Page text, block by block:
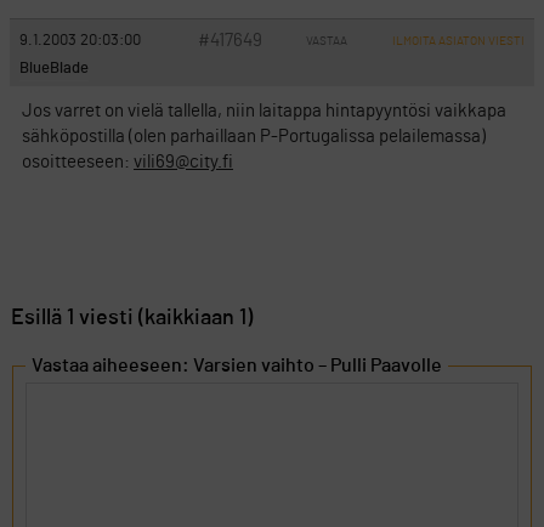
9.1.2003 20:03:00 #417649 VASTAA ILMOITA ASIATON VIESTI
BlueBlade
Jos varret on vielä tallella, niin laitappa hintapyyntösi vaikkapa
sähköpostilla (olen parhaillaan P-Portugalissa pelailemassa)
osoitteeseen: vili69@city.fi
Esillä 1 viesti (kaikkiaan 1)
Vastaa aiheeseen: Varsien vaihto – Pulli Paavolle